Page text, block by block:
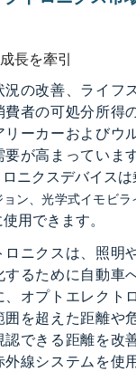
長を牽引
の改善、ライフ
費者の可処分所得
ーカーおよびウ
が高まっていま
ニクスデバイスは
ン、光学式イモビ
使用できます。
ロニクスは、照明
するために自動車
、オプトエレクト
囲を超えた距離や
認できる距離を改
外線システムを使